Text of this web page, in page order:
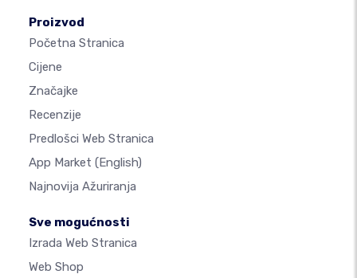
Proizvod
Početna Stranica
Cijene
Značajke
Recenzije
Predlošci Web Stranica
App Market (English)
Najnovija Ažuriranja
Sve mogućnosti
Izrada Web Stranica
Web Shop